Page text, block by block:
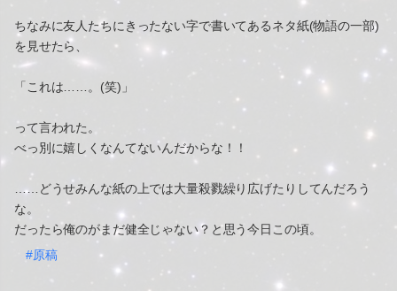
ちなみに友人たちにきったない字で書いてあるネタ紙(物語の一部)
を見せたら、
「これは……。(笑)」
って言われた。
べっ別に嬉しくなんてないんだからな！！
……どうせみんな紙の上では大量殺戮繰り広げたりしてんだろう
な。
だったら俺のがまだ健全じゃない？と思う今日この頃。
#原稿